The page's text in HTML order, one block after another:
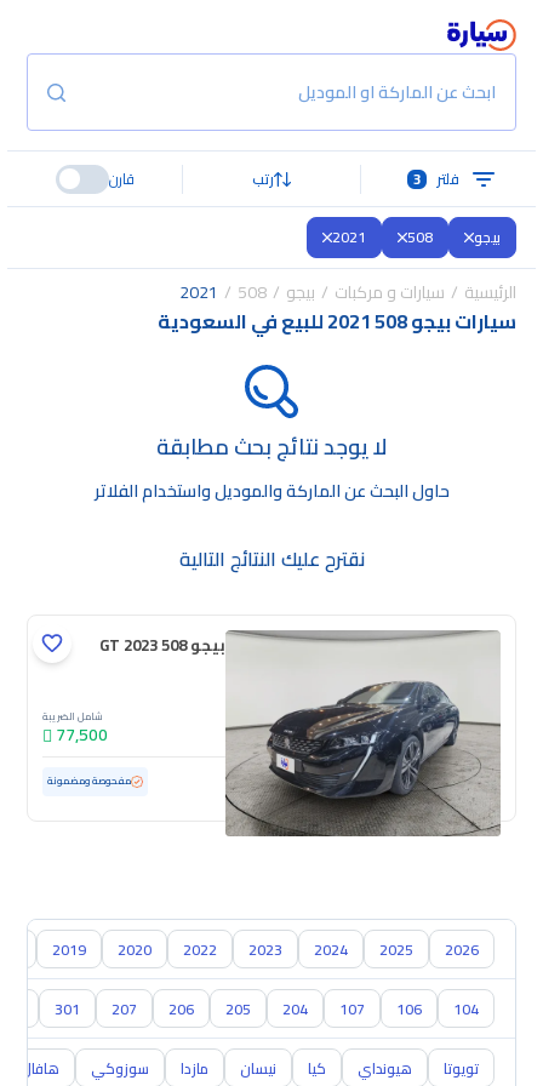
ابحث عن الماركة او الموديل
فلتر 3 رتب قارن
بيجو 508
2021
الرئيسية سيارات و مركبات بيجو 508
2021
سيارات بيجو 508 2021 للبيع في السعودية
لا يوجد نتائج بحث مطابقة
حاول البحث عن الماركة والموديل واستخدام الفلاتر
نقترح عليك النتائج التالية
بيجو 508 GT 2023
شامل الضريبة
77,500
مستعملة 50,151 كم مفحوصة ومضمونة
2026
2025
2024
2023
2022
2020
2019
104
106
107
204
205
206
207
301
تويوتا هيونداي كيا نيسان مازدا سوزوكي هافال